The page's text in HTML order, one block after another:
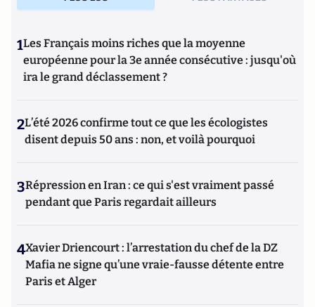
1Les Français moins riches que la moyenne
européenne pour la 3e année consécutive : jusqu'où
ira le grand déclassement ?
2L’été 2026 confirme tout ce que les écologistes
disent depuis 50 ans : non, et voilà pourquoi
3Répression en Iran : ce qui s'est vraiment passé
pendant que Paris regardait ailleurs
4Xavier Driencourt : l’arrestation du chef de la DZ
Mafia ne signe qu’une vraie-fausse détente entre
Paris et Alger